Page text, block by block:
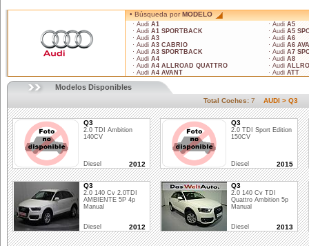
• Búsqueda porMODELO
· Audi A1
· Audi A1 SPORTBACK
· Audi A3
· Audi A3 CABRIO
· Audi A3 SPORTBACK
· Audi A4
· Audi A4 ALLROAD QUATTRO
· Audi A4 AVANT
· Audi A5
· Audi A5
· Audi A6
· Audi A6
· Audi A7
· Audi A8
· Audi
· Audi ATT
Modelos Disponibles
Total Coches: 7 AUDI > Q3
Q3
2.0 TDI Ambition
140CV
Diesel 2012
Q3
2.0 TDI Sport Edition
150CV
Diesel 2015
Q3
2.0 140 Cv 2.0TDI
AMBIENTE 5P 4p
Manual
Diesel 2012
Q3
2.0 140 Cv TDI
Quattro Ambition 5p
Manual
Diesel 2013